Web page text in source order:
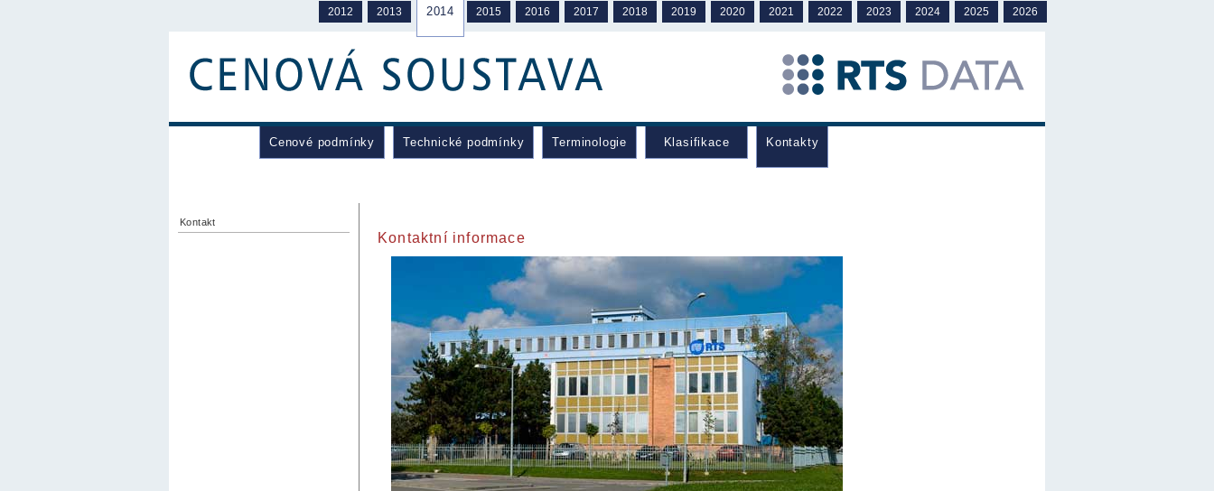
2012 2013 2014 2015 2016 2017 2018 2019 2020 2021 2022 2023 2024 2025 2026
Cenové podmínky Technické podmínky Terminologie Klasifikace Kontakty
Kontakt
Kontaktní informace